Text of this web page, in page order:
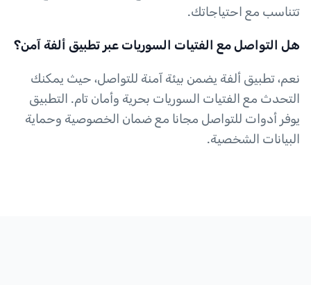
تتناسب مع احتياجاتك.
هل التواصل مع الفتيات السوريات عبر تطبيق ألفة آمن؟
نعم، تطبيق ألفة يضمن بيئة آمنة للتواصل، حيث يمكنك
التحدث مع الفتيات السوريات بحرية وأمان تام. التطبيق
يوفر أدوات للتواصل مجانا مع ضمان الخصوصية وحماية
البيانات الشخصية.